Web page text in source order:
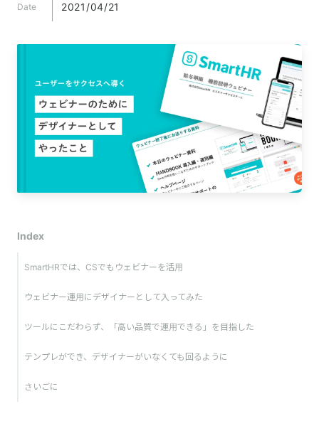
Date 2021/04/21
Index
SmartHRでは、CSでもウェビナーを活用
ウェビナー運用にデザイナーとして入ってみた
ツールにこだわらず、「高い品質で運用できる」を目指した
テンプレができ、デザイナーがいなくても回るように
さいごに